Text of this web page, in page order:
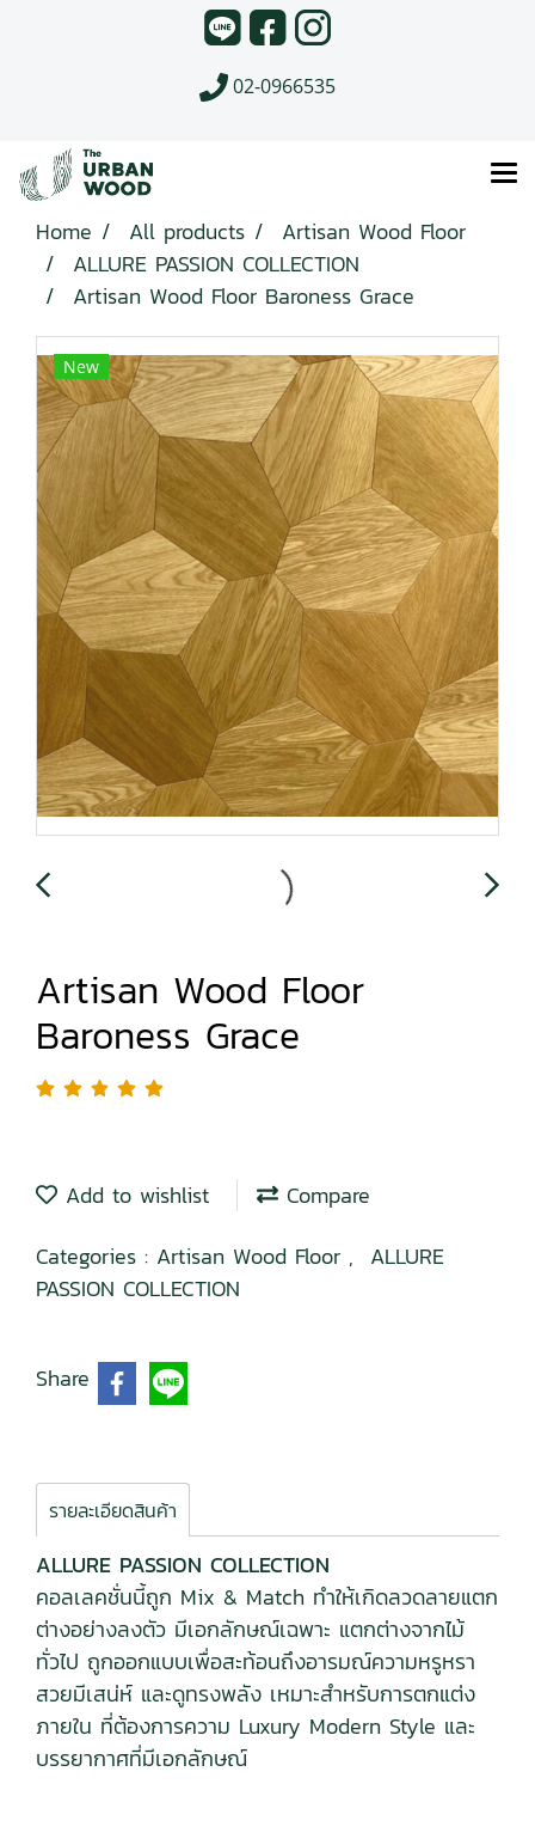
02-0966535
Home All products
Artisan Wood Floor
ALLURE PASSION COLLECTION
Artisan Wood Floor Baroness Grace
New
Artisan Wood Floor
Baroness Grace
Add to wishlist
Compare
Categories : Artisan Wood Floor , ALLURE
PASSION COLLECTION
Share
รายละเอียดสินค้า
ALLURE PASSION COLLECTION
คอลเลคชั่นนี้ถูก Mix & Match ทำให้เกิดลวดลายแตก
ต่างอย่างลงตัว มีเอกลักษณ์เฉพาะ แตกต่างจากไม้
ทั่วไป ถูกออกแบบเพื่อสะท้อนถึงอารมณ์ความหรูหรา
สวยมีเสน่ห์ และดูทรงพลัง เหมาะสำหรับการตกแต่ง
ภายใน ที่ต้องการความ Luxury Modern Style และ
บรรยากาศที่มีเอกลักษณ์